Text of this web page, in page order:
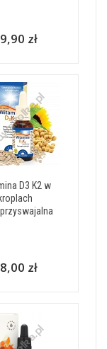
zł
D3 K2 w
kroplach
zł